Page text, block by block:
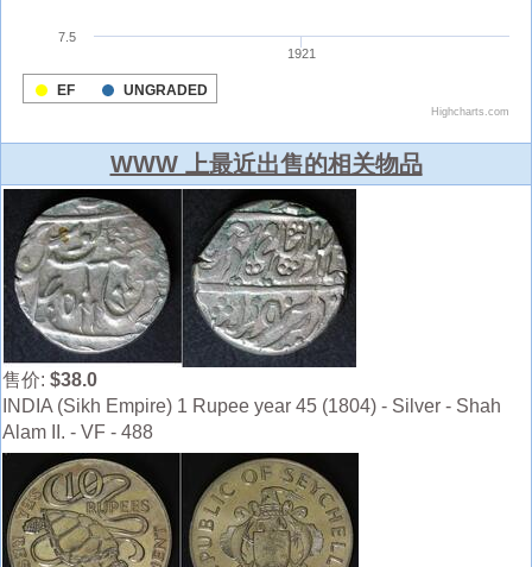
WWW 上最近出售的相关物品
售价: $38.0
INDIA (Sikh Empire) 1 Rupee year 45 (1804) - Silver - Shah
Alam II. - VF - 488